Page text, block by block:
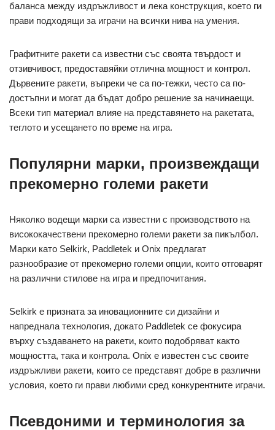
баланса между издръжливост и лека конструкция, което ги
прави подходящи за играчи на всички нива на умения.
Графитните ракети са известни със своята твърдост и
отзивчивост, предоставяйки отлична мощност и контрол.
Дървените ракети, въпреки че са по-тежки, често са по-
достъпни и могат да бъдат добро решение за начинаещи.
Всеки тип материал влияе на представянето на ракетата,
теглото и усещането по време на игра.
Популярни марки, произвеждащи
прекомерно големи ракети
Няколко водещи марки са известни с производството на
висококачествени прекомерно големи ракети за пикълбол.
Марки като Selkirk, Paddletek и Onix предлагат
разнообразие от прекомерно големи опции, които отговарят
на различни стилове на игра и предпочитания.
Selkirk е призната за иновационните си дизайни и
напреднала технология, докато Paddletek се фокусира
върху създаването на ракети, които подобряват както
мощността, така и контрола. Onix е известен със своите
издръжливи ракети, които се представят добре в различни
условия, което ги прави любими сред конкурентните играчи.
Псевдоними и терминология за